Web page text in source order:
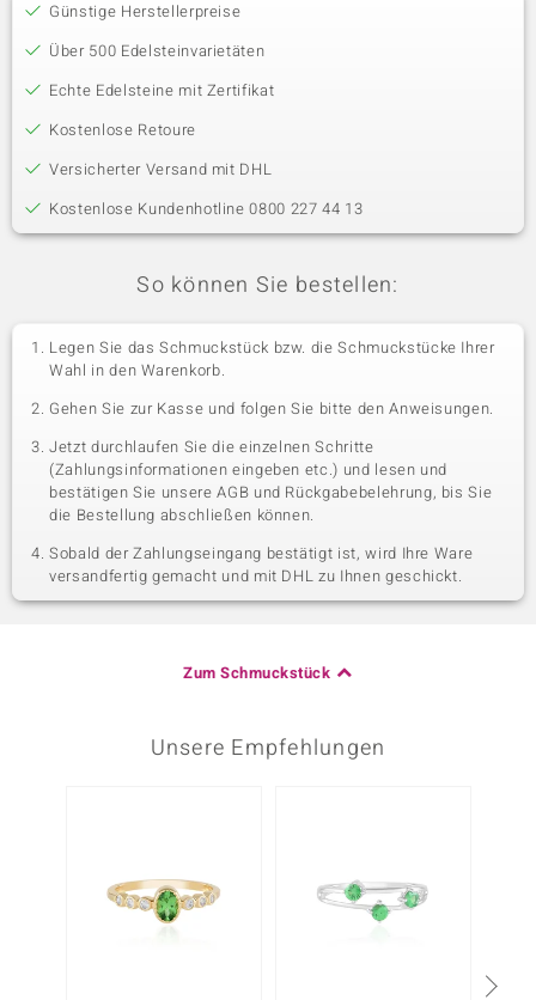
Günstige Herstellerpreise
Über 500 Edelsteinvarietäten
Echte Edelsteine mit Zertifikat
Kostenlose Retoure
Versicherter Versand mit DHL
Kostenlose Kundenhotline 0800 227 44 13
So können Sie bestellen:
Legen Sie das Schmuckstück bzw. die Schmuckstücke Ihrer
Wahl in den Warenkorb.
Gehen Sie zur Kasse und folgen Sie bitte den Anweisungen.
Jetzt durchlaufen Sie die einzelnen Schritte
(Zahlungsinformationen eingeben etc.) und lesen und
bestätigen Sie unsere AGB und Rückgabebelehrung, bis Sie
die Bestellung abschließen können.
Sobald der Zahlungseingang bestätigt ist, wird Ihre Ware
versandfertig gemacht und mit DHL zu Ihnen geschickt.
Zum Schmuckstück
Unsere Empfehlungen